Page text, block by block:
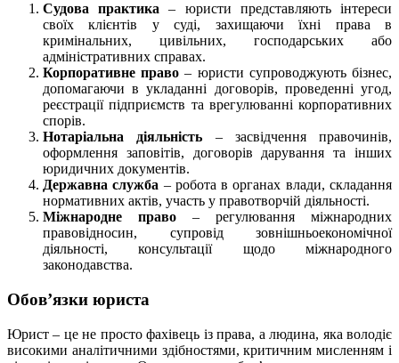
Судова практика – юристи представляють інтереси
своїх клієнтів у суді, захищаючи їхні права в
кримінальних, цивільних, господарських або
адміністративних справах.
Корпоративне право – юристи супроводжують бізнес,
допомагаючи в укладанні договорів, проведенні угод,
реєстрації підприємств та врегулюванні корпоративних
спорів.
Нотаріальна діяльність – засвідчення правочинів,
оформлення заповітів, договорів дарування та інших
юридичних документів.
Державна служба – робота в органах влади, складання
нормативних актів, участь у правотворчій діяльності.
Міжнародне право – регулювання міжнародних
правовідносин, супровід зовнішньоекономічної
діяльності, консультації щодо міжнародного
законодавства.
Обов’язки юриста
Юрист – це не просто фахівець із права, а людина, яка володіє
високими аналітичними здібностями, критичним мисленням і